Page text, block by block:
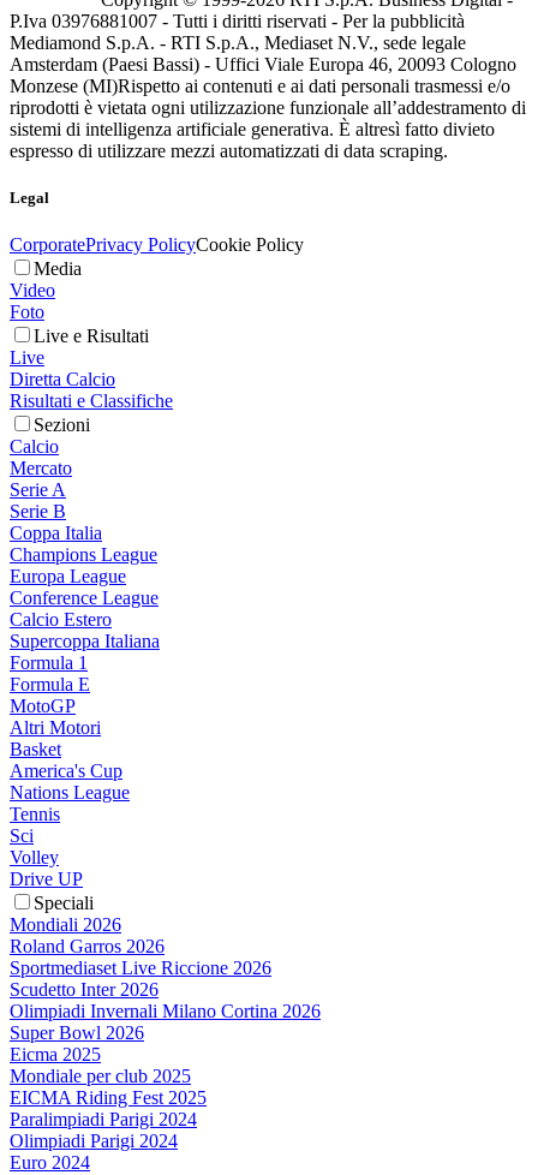
P.Iva 03976881007 - Tutti i diritti riservati - Per la pubblicità
Mediamond S.p.A. - RTI S.p.A., Mediaset N.V., sede legale
Amsterdam (Paesi Bassi) - Uffici Viale Europa 46, 20093 Cologno
Monzese (MI)Rispetto ai contenuti e ai dati personali trasmessi e/o
riprodotti è vietata ogni utilizzazione funzionale all’addestramento di
sistemi di intelligenza artificiale generativa. È altresì fatto divieto
espresso di utilizzare mezzi automatizzati di data scraping.
Legal
CorporatePrivacy PolicyCookie Policy
Media
Video
Foto
Live e Risultati
Live
Diretta Calcio
Risultati e Classifiche
Sezioni
Calcio
Mercato
Serie A
Serie B
Coppa Italia
Champions League
Europa League
Conference League
Calcio Estero
Supercoppa Italiana
Formula 1
Formula E
MotoGP
Altri Motori
Basket
America's Cup
Nations League
Tennis
Sci
Volley
Drive UP
Speciali
Mondiali 2026
Roland Garros 2026
Sportmediaset Live Riccione 2026
Scudetto Inter 2026
Olimpiadi Invernali Milano Cortina 2026
Super Bowl 2026
Eicma 2025
Mondiale per club 2025
EICMA Riding Fest 2025
Paralimpiadi Parigi 2024
Olimpiadi Parigi 2024
Euro 2024